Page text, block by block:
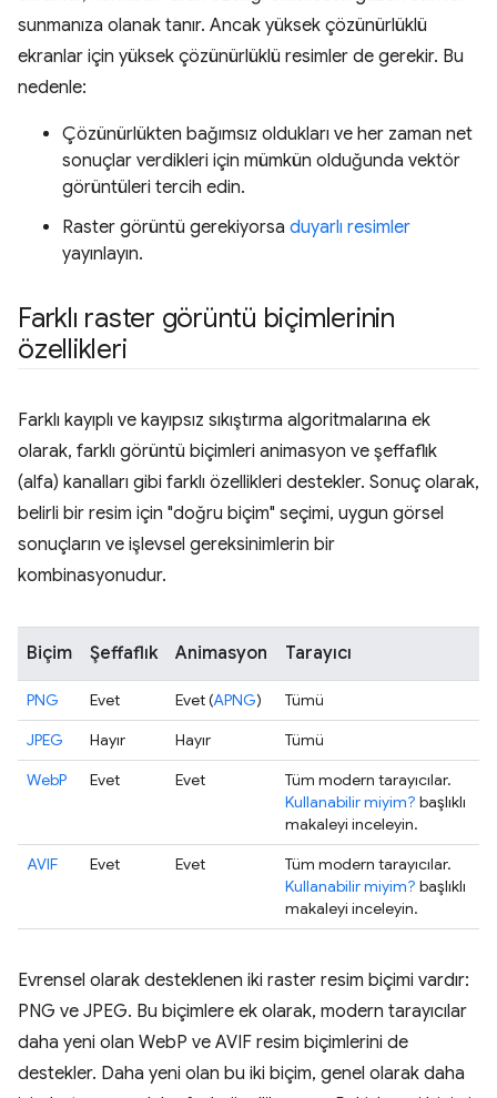
sunmanıza olanak tanır. Ancak yüksek çözünürlüklü
ekranlar için yüksek çözünürlüklü resimler de gerekir. Bu
nedenle:
Çözünürlükten bağımsız oldukları ve her zaman net
sonuçlar verdikleri için mümkün olduğunda vektör
görüntüleri tercih edin.
Raster görüntü gerekiyorsa duyarlı resimler
yayınlayın.
Farklı raster görüntü biçimlerinin
özellikleri
Farklı kayıplı ve kayıpsız sıkıştırma algoritmalarına ek
olarak, farklı görüntü biçimleri animasyon ve şeffaflık
(alfa) kanalları gibi farklı özellikleri destekler. Sonuç olarak,
belirli bir resim için "doğru biçim" seçimi, uygun görsel
sonuçların ve işlevsel gereksinimlerin bir
kombinasyonudur.
Biçim Şeffaflık Animasyon Tarayıcı
PNG Evet Evet (APNG)
Tümü
JPEG
Hayır Hayır
Tümü
WebP
Evet Evet
Tüm modern tarayıcılar.
Kullanabilir miyim? başlıklı
makaleyi inceleyin.
AVIF
Evet Evet
Tüm modern tarayıcılar.
Kullanabilir miyim? başlıklı
makaleyi inceleyin.
Evrensel olarak desteklenen iki raster resim biçimi vardır:
PNG ve JPEG. Bu biçimlere ek olarak, modern tarayıcılar
daha yeni olan WebP ve AVIF resim biçimlerini de
destekler. Daha yeni olan bu iki biçim, genel olarak daha